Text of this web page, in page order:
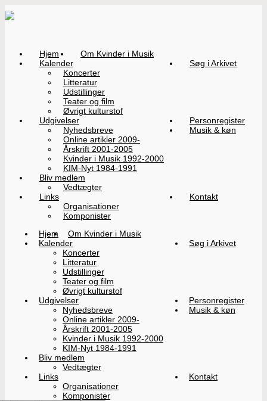
Hjem
Om Kvinder i Musik
Kalender
Koncerter
Litteratur
Udstillinger
Teater og film
Øvrigt kulturstof
Søg i Arkivet
Udgivelser
Nyhedsbreve
Online artikler 2009-
Årskrift 2001-2005
Kvinder i Musik 1992-2000
KIM-Nyt 1984-1991
Personregister
Musik & køn
Bliv medlem
Vedtægter
Links
Organisationer
Komponister
Kontakt
Hjem
Om Kvinder i Musik
Kalender
Koncerter
Litteratur
Udstillinger
Teater og film
Øvrigt kulturstof
Søg i Arkivet
Udgivelser
Nyhedsbreve
Online artikler 2009-
Årskrift 2001-2005
Kvinder i Musik 1992-2000
KIM-Nyt 1984-1991
Personregister
Musik & køn
Bliv medlem
Vedtægter
Links
Organisationer
Komponister
Kontakt